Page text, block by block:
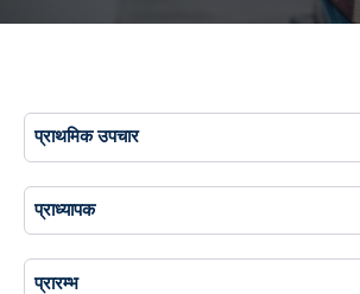
प्राथमिक उपचार
प्राध्यापक
प्रारम्भ